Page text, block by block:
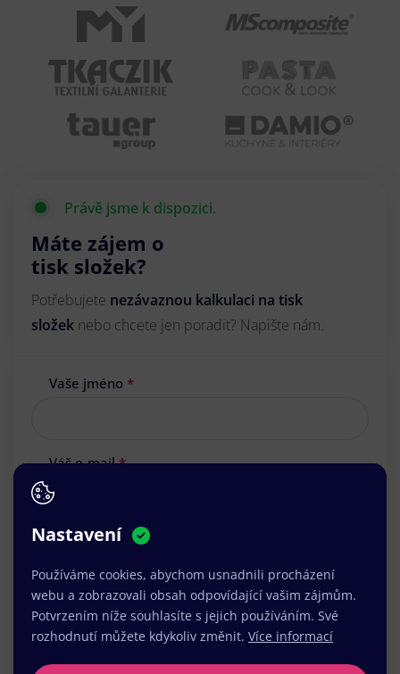
Právě jsme k dispozici.
Máte zájem o
tisk složek?
Potřebujete nezávaznou kalkulaci na tisk
složek nebo chcete jen poradit? Napište nám.
Vaše jméno *
Váš e-mail*
Vaše zpráva *
Nastavení
Používáme cookies, abychom usnadnili procházení
webu a zobrazovali obsah odpovídající vašim zájmům.
Potvrzením níže souhlasíte s jejich používáním. Své
rozhodnutí můžete kdykoliv změnit. Více informací